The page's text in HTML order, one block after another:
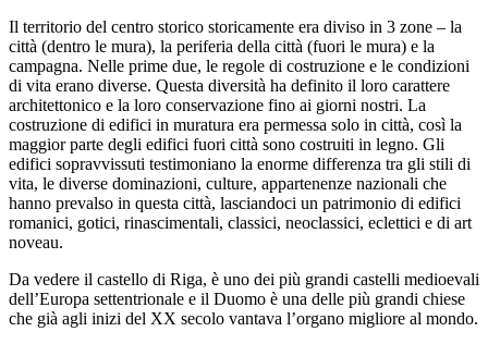
Il territorio del centro storico storicamente era diviso in 3 zone – la
città (dentro le mura), la periferia della città (fuori le mura) e la
campagna. Nelle prime due, le regole di costruzione e le condizioni
di vita erano diverse. Questa diversità ha definito il loro carattere
architettonico e la loro conservazione fino ai giorni nostri. La
costruzione di edifici in muratura era permessa solo in città, così la
maggior parte degli edifici fuori città sono costruiti in legno. Gli
edifici sopravvissuti testimoniano la enorme differenza tra gli stili di
vita, le diverse dominazioni, culture, appartenenze nazionali che
hanno prevalso in questa città, lasciandoci un patrimonio di edifici
romanici, gotici, rinascimentali, classici, neoclassici, eclettici e di art
noveau.
Da vedere il castello di Riga, è uno dei più grandi castelli medioevali
dell’Europa settentrionale e il Duomo è una delle più grandi chiese
che già agli inizi del XX secolo vantava l’organo migliore al mondo.